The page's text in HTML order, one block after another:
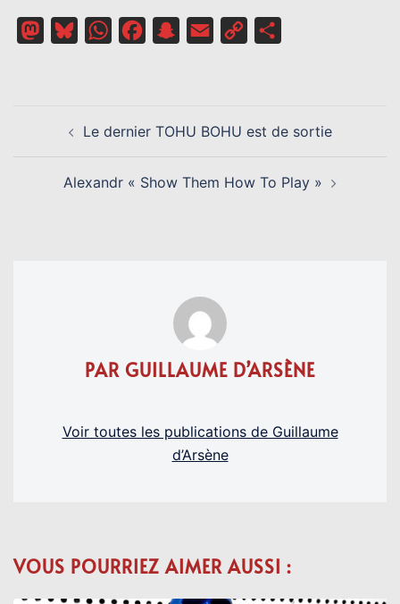
MastodonBlueskyWhatsAppFacebookSnapchat
Email
Copy
D’ARTICLELe dernier TOHU BOHU est de sortie
Alexandr « Show Them How To Play »
PAR GUILLAUME D’ARSÈNE
Voir toutes les publications de Guillaume
d’Arsène
VOUS POURRIEZ AIMER AUSSI :